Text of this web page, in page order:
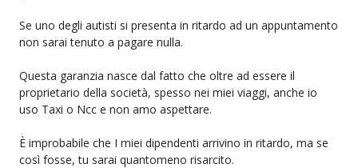
Se uno degli autisti si presenta in ritardo ad un appuntamento
non sarai tenuto a pagare nulla.
Questa garanzia nasce dal fatto che oltre ad essere il
proprietario della società, spesso nei miei viaggi, anche io
uso Taxi o Ncc e non amo aspettare.
È improbabile che I miei dipendenti arrivino in ritardo, ma se
così fosse, tu sarai quantomeno risarcito.